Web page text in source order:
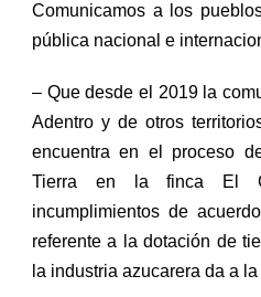
Comunicamos a los
pública nacional e
– Que desde el 2019 la
Adentro y de otros
encuentra en el proceso
Tierra en la finca El
incumplimientos de
referente a la dotación de
la industria azucarera da a la